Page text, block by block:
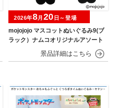
mojojojo マスコットぬいぐるみ9(ブ
ラック）ナムコオリジナルアソート
2026年8月 20 日～登場